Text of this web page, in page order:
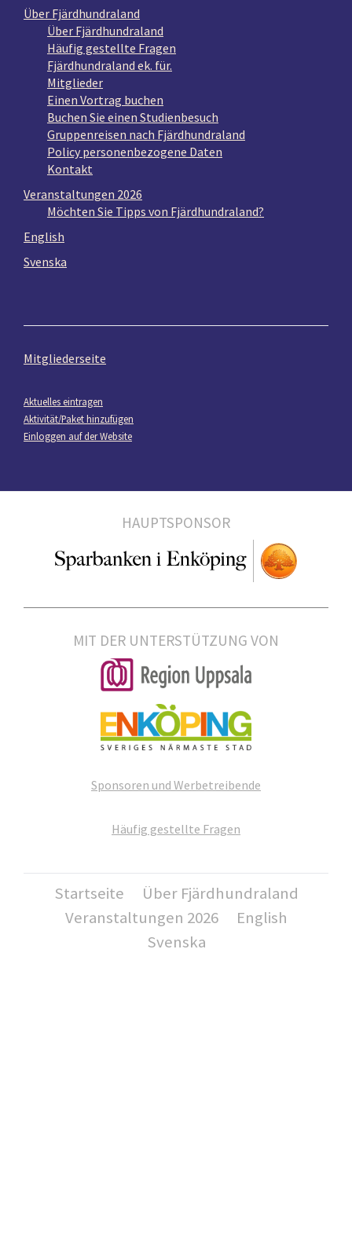
Über Fjärdhundraland
Über Fjärdhundraland
Häufig gestellte Fragen
Fjärdhundraland ek. für.
Mitglieder
Einen Vortrag buchen
Buchen Sie einen Studienbesuch
Gruppenreisen nach Fjärdhundraland
Policy personenbezogene Daten
Kontakt
Veranstaltungen 2026
Möchten Sie Tipps von Fjärdhundraland?
English
Svenska
Mitgliederseite
Aktuelles eintragen
Aktivität/Paket hinzufügen
Einloggen auf der Website
HAUPTSPONSOR
MIT DER UNTERSTÜTZUNG VON
Sponsoren und Werbetreibende
Häufig gestellte Fragen
Startseite
Über Fjärdhundraland
Veranstaltungen 2026
English
Svenska